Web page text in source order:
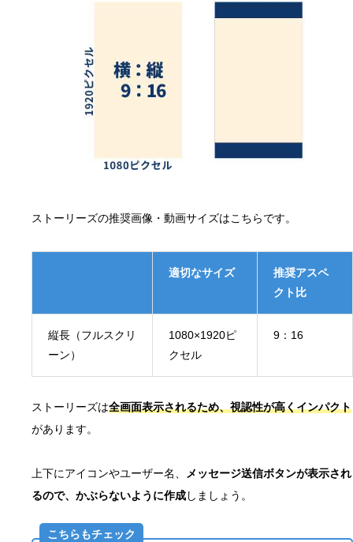
ストーリーズの推奨画像・動画サイズはこちらです。
適切なサイズ
推奨アスペ
クト比
縦長（フルスクリ
ーン）
1080×1920ピ
クセル
9：16
ストーリーズは全画面表示されるため、視認性が高くインパクト
があります。
上下にアイコンやユーザー名、 メッセージ送信ボタンが表示され
るので、かぶらないように作成しましょう。
こちらもチェック